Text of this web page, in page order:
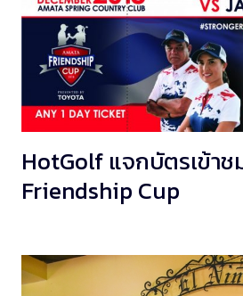
HotGolf แจกบัตรเข้า
Friendship Cup